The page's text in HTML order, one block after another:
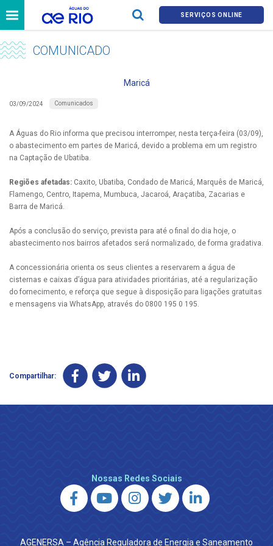
SERVIÇOS ONLINE
COMUNICADO
Maricá
03/09/2024 Comunicados
A Águas do Rio informa que precisou interromper, nesta terça-feira (03/09),
o abastecimento em partes de Maricá, devido a problema em um registro
na Captação de Ubatiba.
Regiões afetadas: Caxito, Ubatiba, Condado de Maricá, Marquês de Maricá,
Flamengo, Centro, Itapema, Mumbuca, Jacaroá, Araçatiba, Zacarias e
Barra de Maricá.
Após a conclusão do serviço, prevista para até o final do dia hoje, o
abastecimento nos bairros afetados será normalizado, de forma gradativa.
A concessionária orienta os seus clientes a reservarem a água de
cisternas e caixas d’água para atividades prioritárias, até a regularização
do fornecimento, e reforça que segue à disposição para ligações gratuitas
e mensagens via WhatsApp, através do 0800 195 0 195.
Compartilhar:
Nossas Redes Sociais
AGENERSA – Agência Reguladora de Energia e Saneamento